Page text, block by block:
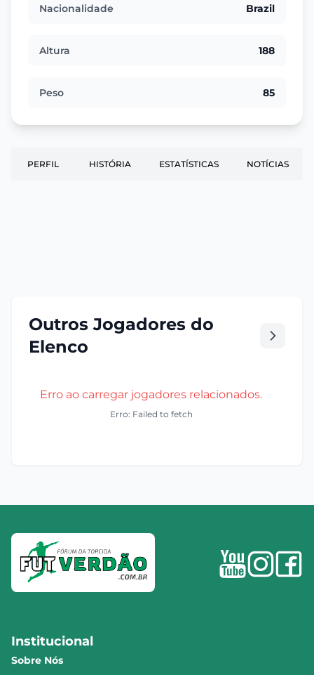
Nacionalidade Brazil
Altura 188
Peso 85
PERFIL HISTÓRIA ESTATÍSTICAS NOTÍCIAS
Outros Jogadores do
Elenco
Erro ao carregar jogadores relacionados.
Erro: Failed to fetch
Institucional
Sobre Nós